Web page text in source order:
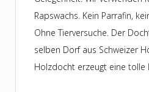
Rapswachs. Kein Parrafin,
Ohne Tierversuche. Der
selben Dorf aus Schweizer
Holzdocht erzeugt eine tolle